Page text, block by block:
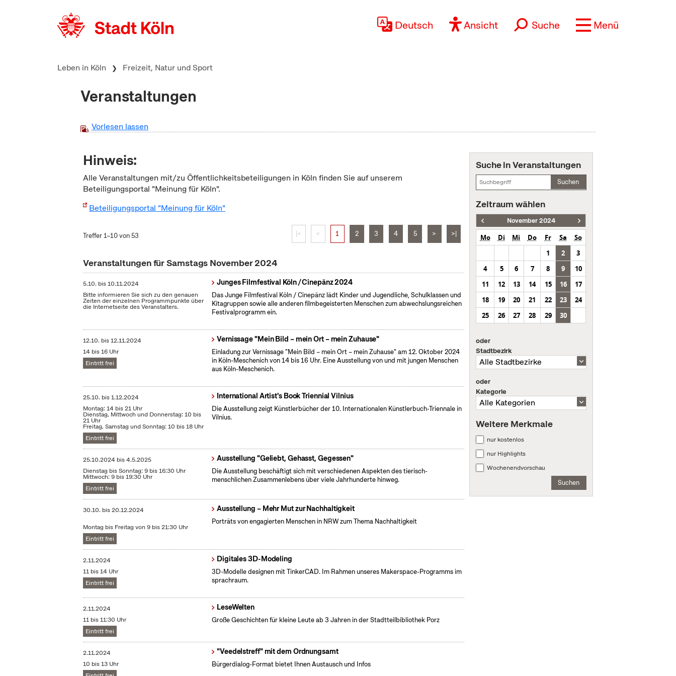
Deutsch Ansicht Suche Menü
Leben in Köln Freizeit, Natur und Sport
Veranstaltungen
Vorlesen lassen
Hinweis:
Alle Veranstaltungen mit/zu Öffentlichkeitsbeteiligungen in Köln finden Sie auf unserem
Beteiligungsportal "Meinung für Köln".
Beteiligungsportal "Meinung für Köln"
Treffer 1–10 von 53 |< < 1 2 3 4 5 > >|
Veranstaltungen für Samstags November 2024
5.10. bis10.11.2024
Bitte informieren Sie sich zu den genauen
Zeiten der einzelnen Programmpunkte über
die Internetseite des Veranstalters.
Junges Filmfestival Köln / Cinepänz 2024
Das Junge Filmfestival Köln / Cinepänz lädt Kinder und Jugendliche, Schulklassen und
Kitagruppen sowie alle anderen filmbegeisterten Menschen zum abwechslungsreichen
Festivalprogramm ein.
12.10. bis12.11.2024
14 bis 16 Uhr
Eintritt frei
Vernissage "Mein Bild – mein Ort – mein Zuhause"
Einladung zur Vernissage "Mein Bild – mein Ort – mein Zuhause" am 12. Oktober 2024
in Köln-Meschenich von 14 bis 16 Uhr. Eine Ausstellung von und mit jungen Menschen
aus Köln-Meschenich.
25.10. bis1.12.2024
Montag: 14 bis 21 Uhr
Dienstag, Mittwoch und Donnerstag: 10 bis
21 Uhr
Freitag, Samstag und Sonntag: 10 bis 18 Uhr
Eintritt frei
International Artist's Book Triennial Vilnius
Die Ausstellung zeigt Künstlerbücher der 10. Internationalen Künstlerbuch-Triennale in
Vilnius.
25.10.2024 bis4.5.2025
Dienstag bis Sonntag: 9 bis 16:30 Uhr
Mittwoch: 9 bis 19:30 Uhr
Eintritt frei
Ausstellung "Geliebt, Gehasst, Gegessen"
Die Ausstellung beschäftigt sich mit verschiedenen Aspekten des tierisch-
menschlichen Zusammenlebens über viele Jahrhunderte hinweg.
30.10. bis20.12.2024
Montag bis Freitag von 9 bis 21:30 Uhr
Eintritt frei
Ausstellung – Mehr Mut zur Nachhaltigkeit
Porträts von engagierten Menschen in NRW zum Thema Nachhaltigkeit
2.11.2024
11 bis 14 Uhr
Eintritt frei
Digitales 3D-Modeling
3D-Modelle designen mit TinkerCAD. Im Rahmen unseres Makerspace-Programms im
sprachraum.
2.11.2024
11 bis 11:30 Uhr
Eintritt frei
LeseWelten
Große Geschichten für kleine Leute ab 3 Jahren in der Stadtteilbibliothek Porz
2.11.2024
10 bis 13 Uhr
"Veedelstreff" mit dem Ordnungsamt
Bürgerdialog-Format bietet Ihnen Austausch und Infos
Suche in Veranstaltungen
Suchen
Zeitraum wählen
November 2024
Mo Di Mi Do Fr Sa
So
1
2
3
4
5 6 7 8 9
10
11
12 13 14 15 16
17
18
19 20 21 22 23
24
25
26 27 28 29 30
oder
Stadtbezirk
oder
Kategorie
Weitere Merkmale
nur kostenlos
nur Highlights
Wochenendvorschau
Suchen